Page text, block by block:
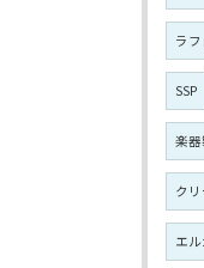
ラ
SSP
楽
ク
エ